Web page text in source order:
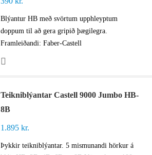
Blýantur HB með svörtum upphleyptum
doppum til að gera gripið þægilegra.
Framleiðandi: Faber-Castell
Teikniblýantar Castell 9000 Jumbo HB-
8B
1.895kr.
Þykkir teikniblýantar. 5 mismunandi hörkur á